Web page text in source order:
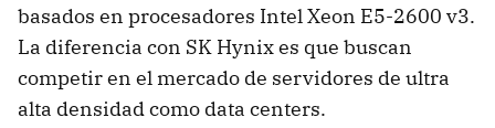
basados en procesadores Intel Xeon E5-2600 v3.
La diferencia con SK Hynix es que buscan
competir en el mercado de servidores de ultra
alta densidad como data centers.